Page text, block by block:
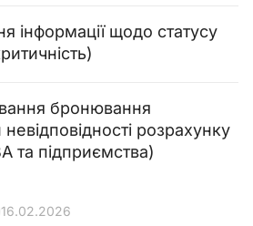
інформації щодо статусу
бронювання
розрахунку
та підприємства)
16.02.2026